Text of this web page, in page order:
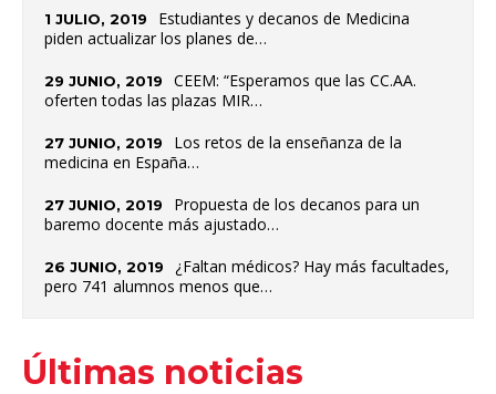
1 JULIO, 2019
Estudiantes y decanos de Medicina
piden actualizar los planes de…
29 JUNIO, 2019
CEEM: “Esperamos que las CC.AA.
oferten todas las plazas MIR…
27 JUNIO, 2019
Los retos de la enseñanza de la
medicina en España…
27 JUNIO, 2019
Propuesta de los decanos para un
baremo docente más ajustado…
26 JUNIO, 2019
¿Faltan médicos? Hay más facultades,
pero 741 alumnos menos que…
Últimas noticias